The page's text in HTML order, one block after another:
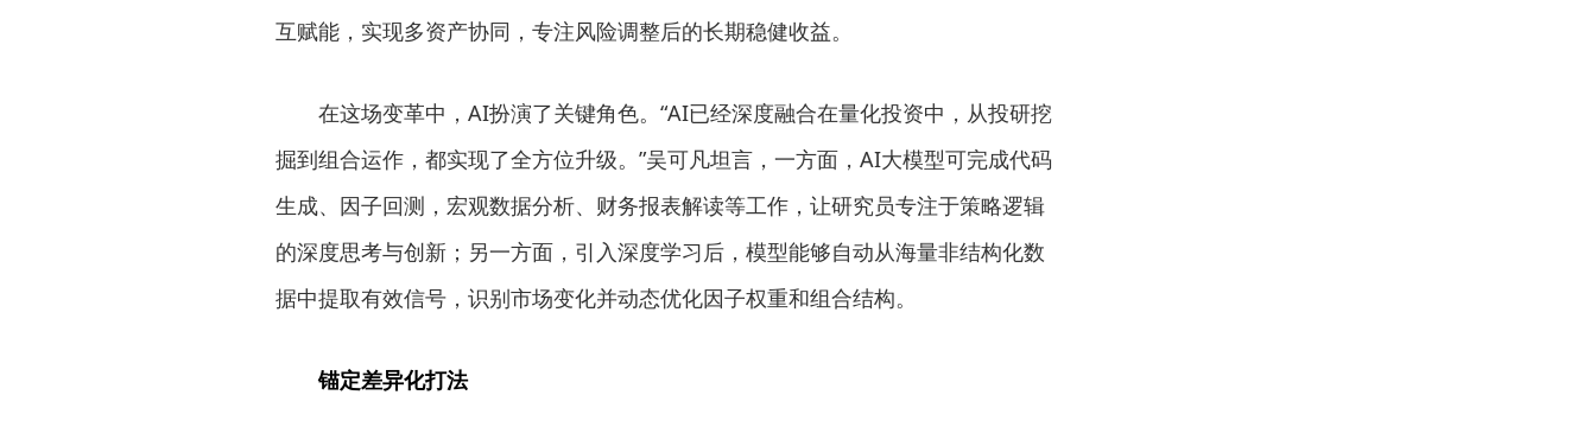
互赋能，实现多资产协同，专注风险调整后的长期稳健收益。
在这场变革中，AI扮演了关键角色。“AI已经深度融合在量化投资中，从投研挖
掘到组合运作，都实现了全方位升级。”吴可凡坦言，一方面，AI大模型可完成代码
生成、因子回测，宏观数据分析、财务报表解读等工作，让研究员专注于策略逻辑
的深度思考与创新；另一方面，引入深度学习后，模型能够自动从海量非结构化数
据中提取有效信号，识别市场变化并动态优化因子权重和组合结构。
锚定差异化打法